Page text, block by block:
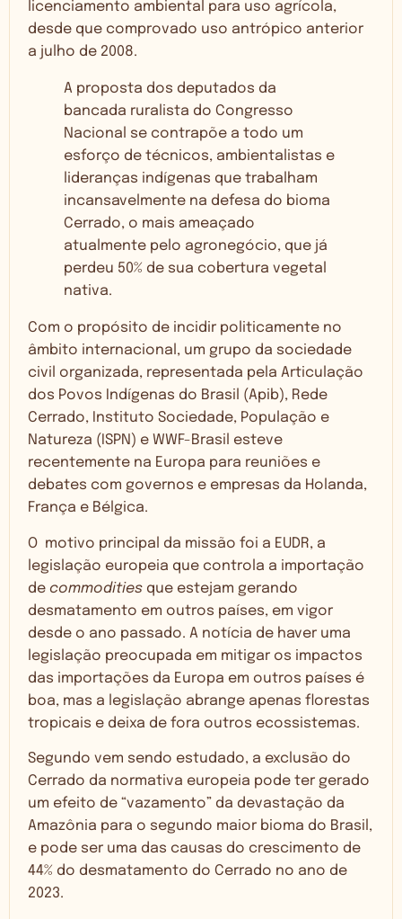
licenciamento ambiental para uso agrícola,
desde que comprovado uso antrópico anterior
a julho de 2008.
A proposta dos deputados da
bancada ruralista do Congresso
Nacional se contrapõe a todo um
esforço de técnicos, ambientalistas e
lideranças indígenas que trabalham
incansavelmente na defesa do bioma
Cerrado, o mais ameaçado
atualmente pelo agronegócio, que já
perdeu 50% de sua cobertura vegetal
nativa.
Com o propósito de incidir politicamente no
âmbito internacional, um grupo da sociedade
civil organizada, representada pela Articulação
dos Povos Indígenas do Brasil (Apib), Rede
Cerrado, Instituto Sociedade, População e
Natureza (ISPN) e WWF-Brasil esteve
recentemente na Europa para reuniões e
debates com governos e empresas da Holanda,
França e Bélgica.
O motivo principal da missão foi a EUDR, a
legislação europeia que controla a importação
de commodities que estejam gerando
desmatamento em outros países, em vigor
desde o ano passado. A notícia de haver uma
legislação preocupada em mitigar os impactos
das importações da Europa em outros países é
boa, mas a legislação abrange apenas florestas
tropicais e deixa de fora outros ecossistemas.
Segundo vem sendo estudado, a exclusão do
Cerrado da normativa europeia pode ter gerado
um efeito de “vazamento” da devastação da
Amazônia para o segundo maior bioma do Brasil,
e pode ser uma das causas do crescimento de
44% do desmatamento do Cerrado no ano de
2023.